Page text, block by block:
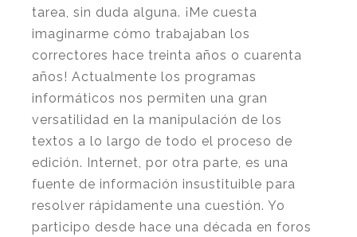
tarea, sin duda alguna. ¡Me cuesta
imaginarme cómo trabajaban los
correctores hace treinta años o cuarenta
años! Actualmente los programas
informáticos nos permiten una gran
versatilidad en la manipulación de los
textos a lo largo de todo el proceso de
edición. Internet, por otra parte, es una
fuente de información insustituible para
resolver rápidamente una cuestión. Yo
participo desde hace una década en foros